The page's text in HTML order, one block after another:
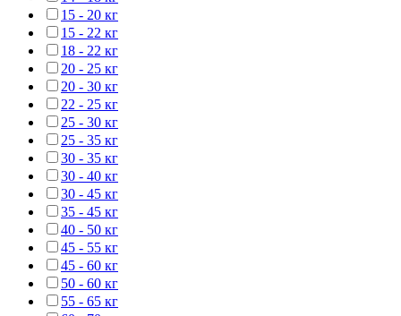
15 - 20 кг
15 - 22 кг
18 - 22 кг
20 - 25 кг
20 - 30 кг
22 - 25 кг
25 - 30 кг
25 - 35 кг
30 - 35 кг
30 - 40 кг
30 - 45 кг
35 - 45 кг
40 - 50 кг
45 - 55 кг
45 - 60 кг
50 - 60 кг
55 - 65 кг